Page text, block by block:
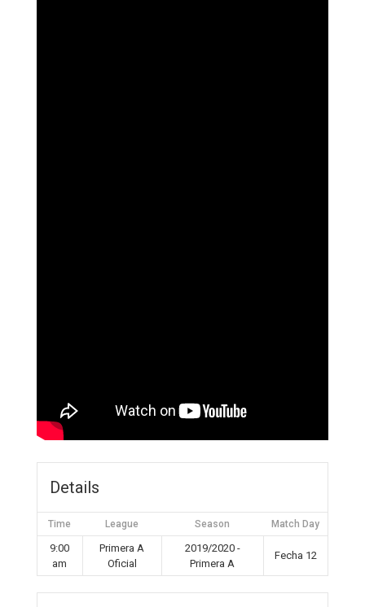
Details
Time League Season Match Day
9:00
am
Primera A
Oficial
2019/2020 -
Primera A
Fecha 12